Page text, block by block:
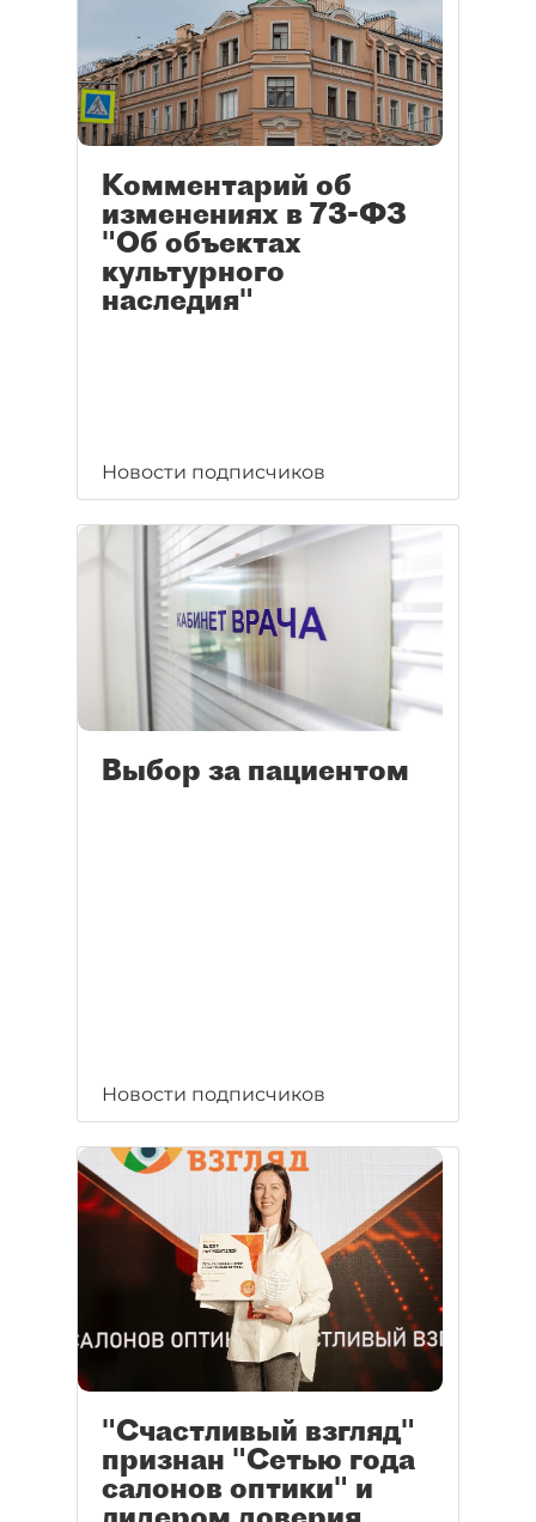
Комментарий об
изменениях в 73-ФЗ
"Об объектах
культурного
наследия"
Новости подписчиков
Выбор за пациентом
Новости подписчиков
"Счастливый взгляд"
признан "Сетью года
салонов оптики" и